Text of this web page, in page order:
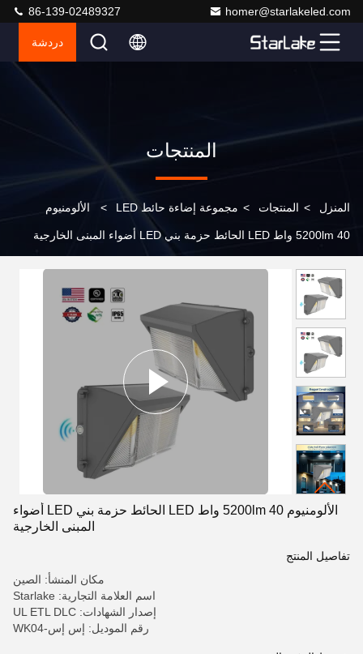
homer@starlakeled.com
86-139-02489327
دردشة
المنتجات
المنزل > المنتجات > مجموعة إضاءة حائط LED > الألومنيوم
5200lm 40 واط LED الحائط حزمة بني LED أضواء المبنى الخارجية
الألومنيوم 5200lm 40 واط LED الحائط حزمة بني LED أضواء
المبنى الخارجية
تفاصيل المنتج
مكان المنشأ: الصين
اسم العلامة التجارية: Starlake
إصدار الشهادات: UL ETL DLC
رقم الموديل: إس إس-WK04